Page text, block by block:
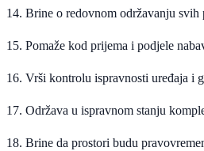
14. Brine o redovnom održavanju svih
15. Pomaže kod prijema i podjele
16. Vrši kontrolu ispravnosti uređaja i
17. Održava u ispravnom stanju
18. Brine da prostori budu